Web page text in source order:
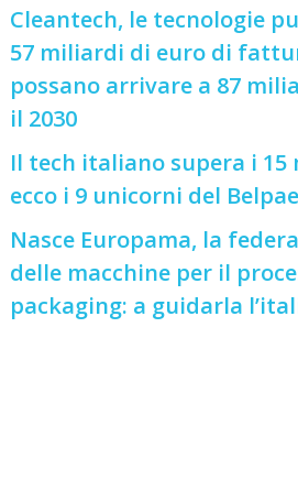
Cleantech, le tecnologie
57 miliardi di euro di
possano arrivare a 87
il 2030
Il tech italiano supera i
ecco i 9 unicorni del
Nasce Europama, la
delle macchine per il
packaging: a guidarla